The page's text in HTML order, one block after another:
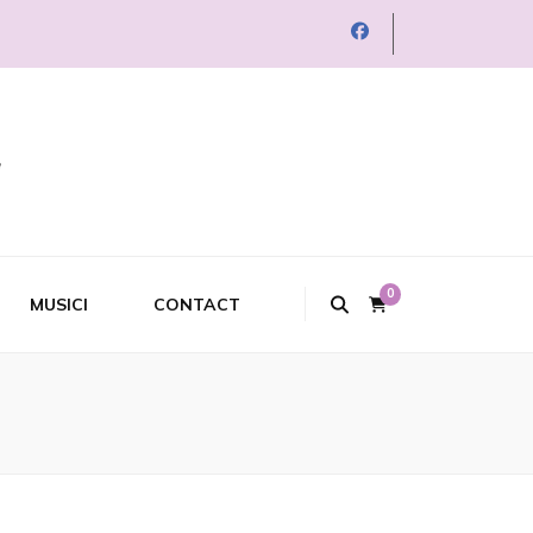
MUSICI CONTACT
0